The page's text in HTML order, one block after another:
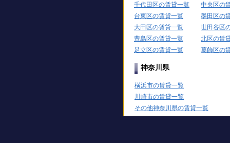
千代田区の賃貸一覧
中央区の
台東区の賃貸一覧
墨田区の
大田区の賃貸一覧
世田谷区
豊島区の賃貸一覧
北区の賃
足立区の賃貸一覧
葛飾区の
神奈川県
横浜市の賃貸一覧
川崎市の賃貸一覧
その他神奈川県の賃貸一覧